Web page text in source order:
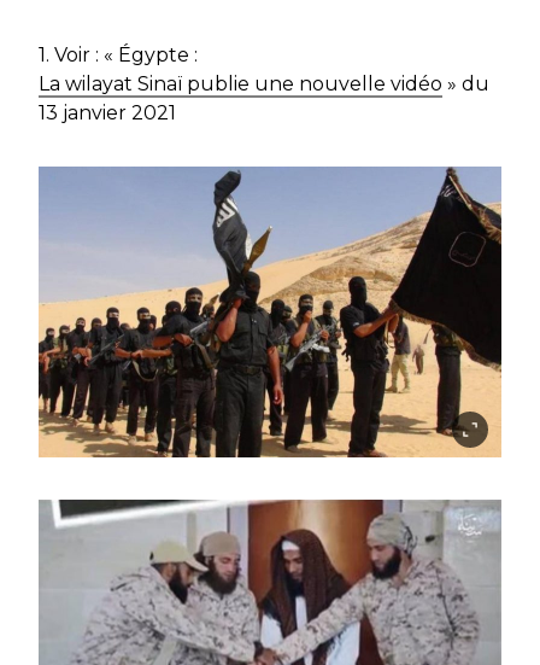
1. Voir : « Égypte :
La wilayat Sinaï publie une nouvelle vidéo » du
13 janvier 2021